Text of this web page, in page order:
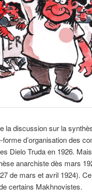
la discussion sur la
forme d’organisation des
Dielo Truda en 1926.
anarchiste dès mars
de mars et avril 1924).
certains Makhnovistes.